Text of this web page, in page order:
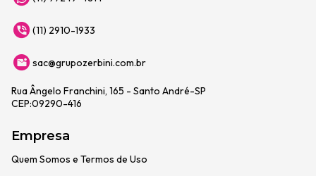
(11) 2910-1933
sac@grupozerbini.com.br
Rua Ângelo Franchini, 165 - Santo André-SP
CEP:09290-416
Empresa
Quem Somos e Termos de Uso